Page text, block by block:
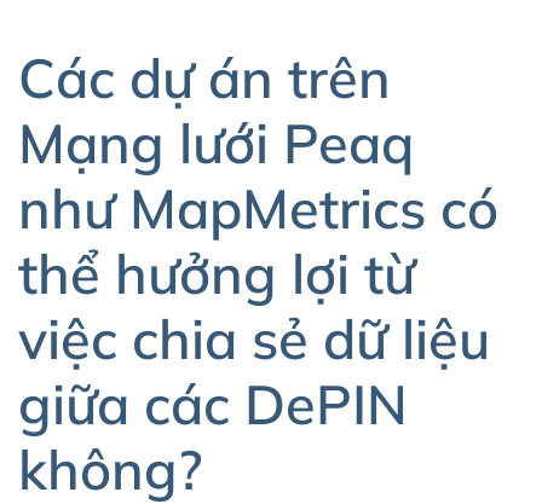
Các dự án trên
Mạng lưới Peaq
như MapMetrics có
thể hưởng lợi từ
việc chia sẻ dữ liệu
giữa các DePIN
không?